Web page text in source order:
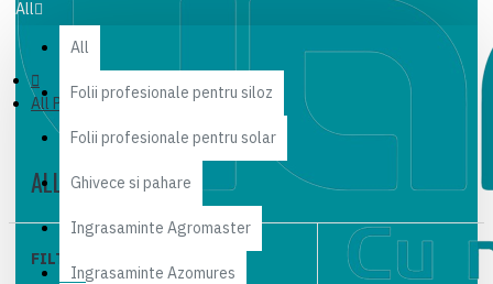
All
All
Folii profesionale pentru siloz
Folii profesionale pentru solar
Ghivece si pahare
Ingrasaminte Agromaster
Ingrasaminte Azomures
All Products
ALL PRODUCTS
FILTER